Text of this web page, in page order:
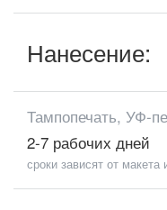
Нанесение:
Тампопечать, УФ-
2-7 рабочих дней
сроки зависят от макета